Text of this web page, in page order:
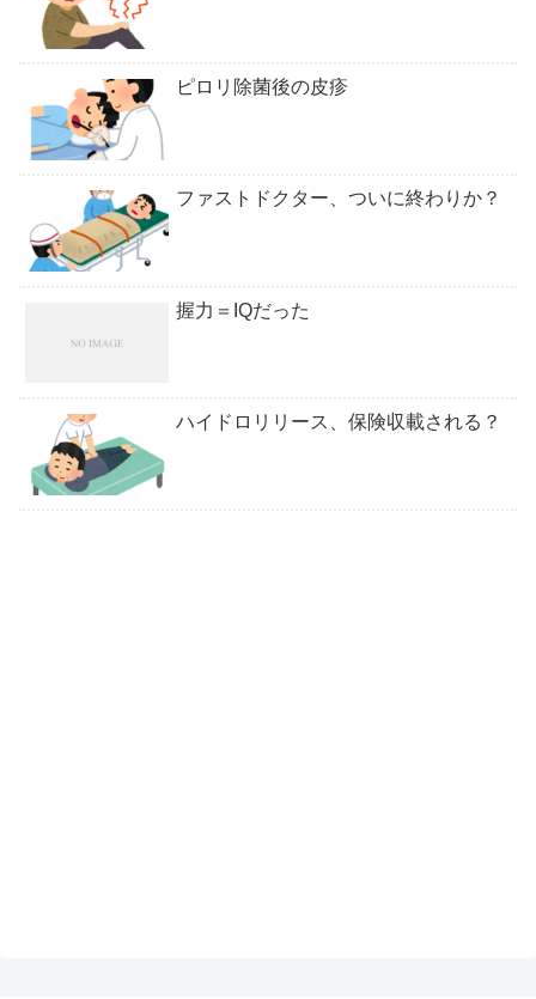
ピロリ除菌後の皮疹
ファストドクター、ついに終わりか？
握力＝IQだった
ハイドロリリース、保険収載される？